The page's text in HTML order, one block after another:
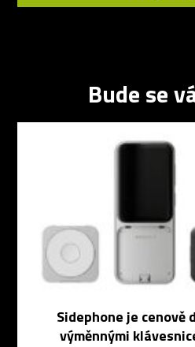
Bude se
Sidephone je cenově
výměnnými